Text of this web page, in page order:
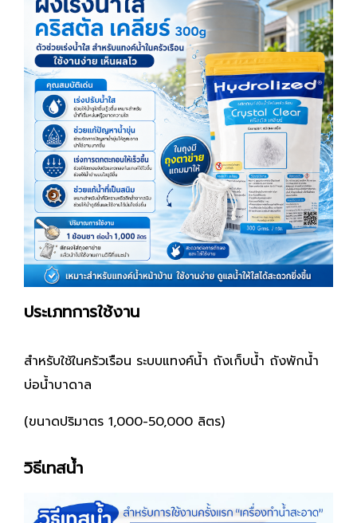
ประเภทการใช้งาน
สำหรับใช้ในครัวเรือน ระบบแทงค์น้ำ ถังเก็บน้ำ ถังพักน้ำ
บ่อน้ำบาดาล
(ขนาดปริมาตร 1,000-50,000 ลิตร)
วิธีเทสน้ำ